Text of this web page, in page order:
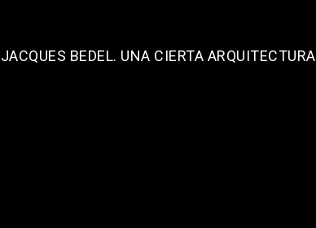
JACQUES BEDEL. UNA CIERTA ARQUITECTURA